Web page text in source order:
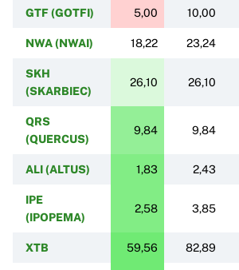
GTF (GOTFI) 5,00 10,00
NWA (NWAI) 18,22 23,24
SKH
(SKARBIEC)
26,10 26,10
QRS
(QUERCUS)
9,84 9,84
ALI (ALTUS) 1,83 2,43
IPE
(IPOPEMA)
2,58 3,85
XTB 59,56 82,89